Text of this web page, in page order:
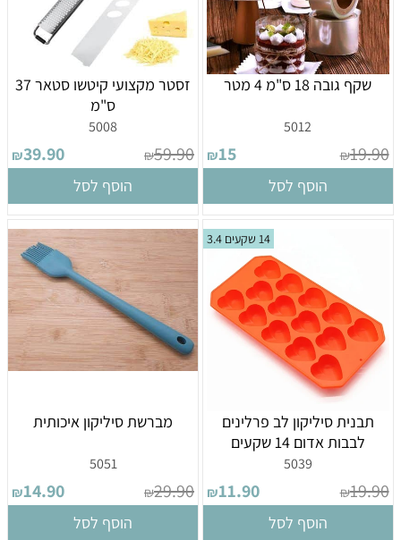
שקף גובה 18 ס"מ 4 מטר
5012
₪19.90
₪15
הוסף לסל
זסטר מקצועי קיטשו סטאר 37
ס"מ
5008
₪59.90
₪39.90
הוסף לסל
14 שקעים 3.4
תבנית סיליקון לב פרלינים
לבבות אדום 14 שקעים
5039
₪19.90
₪11.90
הוסף לסל
מברשת סיליקון איכותית
5051
₪29.90
₪14.90
הוסף לסל